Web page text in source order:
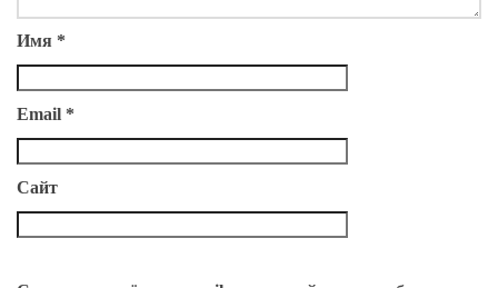
Имя *
Email *
Сайт